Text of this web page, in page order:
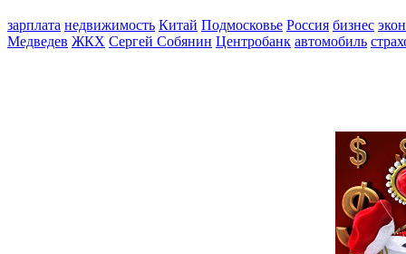
зарплата недвижимость Китай Подмосковье Россия бизнес
Медведев ЖКХ Сергей Собянин Центробанк автомобиль